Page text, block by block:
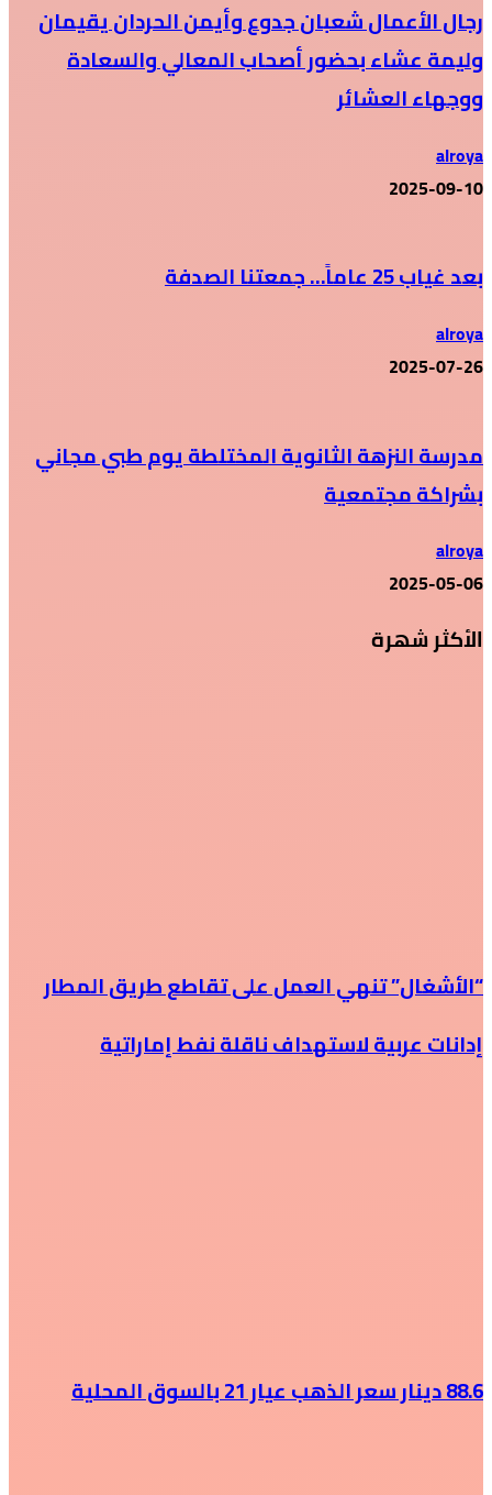
رجال الأعمال شعبان جدوع وأيمن الحردان يقيمان
وليمة عشاء بحضور أصحاب المعالي والسعادة
ووجهاء العشائر
alroya
2025-09-10
بعد غياب 25 عاماً… جمعتنا الصدفة
alroya
2025-07-26
مدرسة النزهة الثانوية المختلطة يوم طبي مجاني
بشراكة مجتمعية
alroya
2025-05-06
الأكثر شهرة
“الأشغال” تنهي العمل على تقاطع طريق المطار
إدانات عربية لاستهداف ناقلة نفط إماراتية
88.6 دينار سعر الذهب عيار 21 بالسوق المحلية